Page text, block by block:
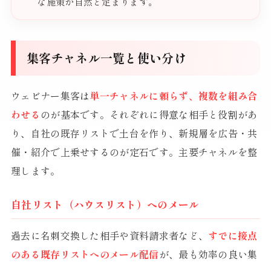
集客チャネル一覧と使い分け
ウェビナー集客は単一チャネルに頼らず、複数を組み合
わせる のが基本です。それぞれに得意な相手と役割があ
り、自社の既存リストで土台を作り、新規層を広告・共
催・紹介で上乗せするのが定石です。主要チャネルを整
理します。
自社リスト（ハウスリスト）へのメール
過去に名刺交換した相手や資料請求者など、 すでに接点
のある既存リストへのメール配信が、最も効率の良い集